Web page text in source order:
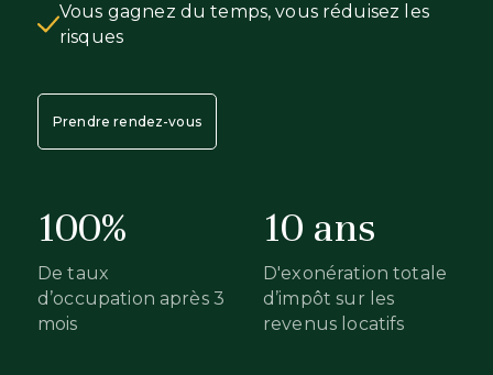
Vous gagnez du temps, vous réduisez les
risques
Prendre rendez-vous
100%
De taux
d’occupation après 3
mois
10 ans
D'exonération totale
d’impôt sur les
revenus locatifs